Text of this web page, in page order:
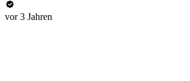
vor 3 Jahren